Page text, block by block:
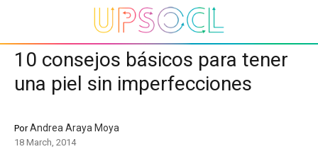
10 consejos básicos para tener
una piel sin imperfecciones
PorAndrea Araya Moya
18 March, 2014